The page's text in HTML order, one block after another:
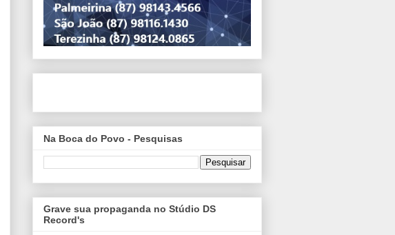
Na Boca do Povo - Pesquisas
Grave sua propaganda no Stúdio DS
Record's